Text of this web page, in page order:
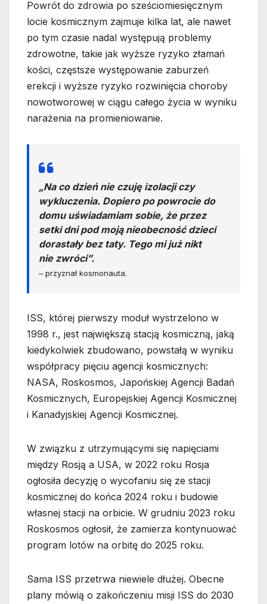
Powrót do zdrowia po sześciomiesięcznym
locie kosmicznym zajmuje kilka lat, ale nawet
po tym czasie nadal występują problemy
zdrowotne, takie jak wyższe ryzyko złamań
kości, częstsze występowanie zaburzeń
erekcji i wyższe ryzyko rozwinięcia choroby
nowotworowej w ciągu całego życia w wyniku
narażenia na promieniowanie.
„Na co dzień nie czuję izolacji czy
wykluczenia. Dopiero po powrocie do
domu uświadamiam sobie, że przez
setki dni pod moją nieobecność dzieci
dorastały bez taty. Tego mi już nikt
nie zwróci”.
– przyznał kosmonauta.
ISS, której pierwszy moduł wystrzelono w
1998 r., jest największą stacją kosmiczną, jaką
kiedykolwiek zbudowano, powstałą w wyniku
współpracy pięciu agencji kosmicznych:
NASA, Roskosmos, Japońskiej Agencji Badań
Kosmicznych, Europejskiej Agencji Kosmicznej
i Kanadyjskiej Agencji Kosmicznej.
W związku z utrzymującymi się napięciami
między Rosją a USA, w 2022 roku Rosja
ogłosiła decyzję o wycofaniu się ze stacji
kosmicznej do końca 2024 roku i budowie
własnej stacji na orbicie. W grudniu 2023 roku
Roskosmos ogłosił, że zamierza kontynuować
program lotów na orbitę do 2025 roku.
Sama ISS przetrwa niewiele dłużej. Obecne
plany mówią o zakończeniu misji ISS do 2030